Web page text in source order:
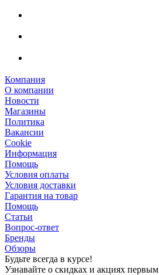
Компания
О компании
Новости
Магазины
Политика
Вакансии
Сookie
Информация
Помощь
Условия оплаты
Условия доставки
Гарантия на товар
Помощь
Статьи
Вопрос-ответ
Бренды
Обзоры
Будьте всегда в курсе!
Узнавайте о скидках и акциях первым